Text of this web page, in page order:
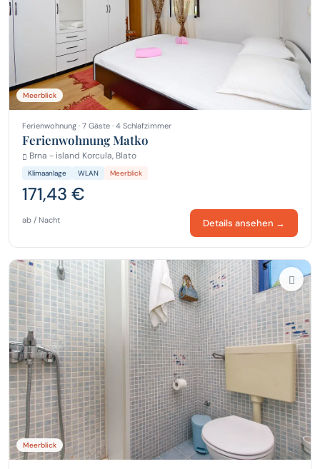
Meerblick
Ferienwohnung · 7 Gäste · 4 Schlafzimmer
Ferienwohnung Matko
Brna - island Korcula, Blato
Klimaanlage WLAN Meerblick
171,43 €
ab / Nacht Details ansehen →
Meerblick